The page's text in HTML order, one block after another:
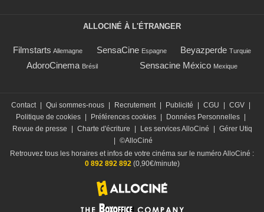
ALLOCINÉ À L'ÉTRANGER
Filmstarts Allemagne SensaCine Espagne Beyazperde Turquie
AdoroCinema Brésil Sensacine México Mexique
Contact Qui sommes-nous Recrutement Publicité CGU CGV
Politique de cookies
Préférences cookies Données Personnelles
Revue de presse
Charte d'écriture Les services AlloCiné
Gérer Utiq
©AlloCiné
Retrouvez tous les horaires et infos de votre cinéma sur le numéro AlloCiné :
0 892 892 892(0,90€/minute)